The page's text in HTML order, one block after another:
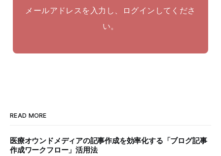
メールアドレスを入力し、ログインしてくださ
い。
READ MORE
医療オウンドメディアの記事作成を効率化する「ブログ記事
作成ワークフロー」活用法